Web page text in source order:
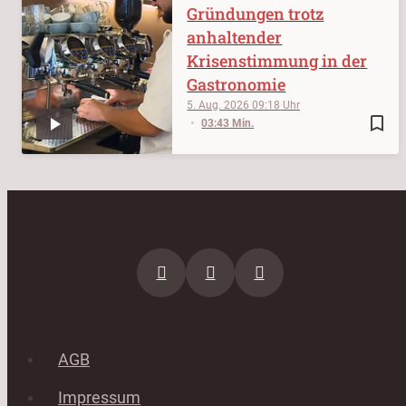
bookmark_border
5. Aug. 202609:18
03:43 Min.
Gründungen trotz
anhaltender
Krisenstimmung in der
Gastronomie
AGB
Impressum